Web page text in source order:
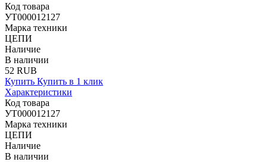
Код товара
УТ000012127
Марка техники
ЦЕПИ
Наличие
В наличии
52 RUB
Купить Купить в 1 клик
Характеристики
Код товара
УТ000012127
Марка техники
ЦЕПИ
Наличие
В наличии